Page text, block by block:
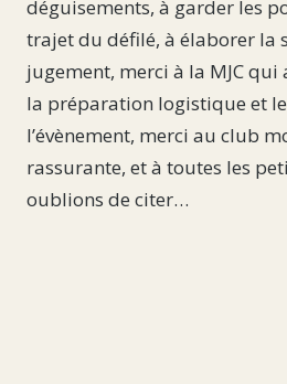
déguisements, à garder les
trajet du défilé, à élaborer la
jugement, merci à la MJC qui
la préparation logistique et
l’évènement, merci au club
rassurante, et à toutes les
oublions de citer…